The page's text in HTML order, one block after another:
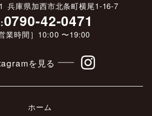
兵庫県加西市北条町横尾1-16-7
0790-42-0471
営業時間］10:00 〜19:00
を見る
ホーム